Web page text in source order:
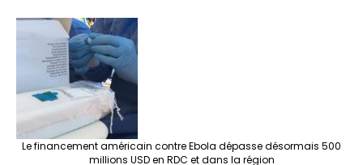
Le financement américain contre Ebola dépasse désormais 500
millions USD en RDC et dans la région